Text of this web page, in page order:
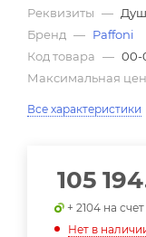
Реквизиты —
Бренд — Paffoni
Код товара — 00-
Максимальная
Все характеристики
105
+ 2104 на счет
Нет в